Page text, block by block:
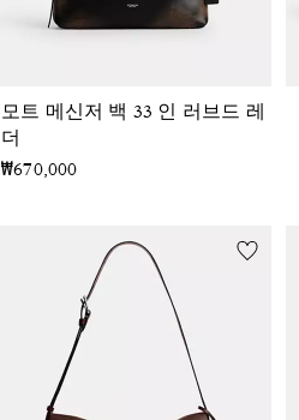
모트 메신저 백 33 인 러브드 레
더
₩670,000